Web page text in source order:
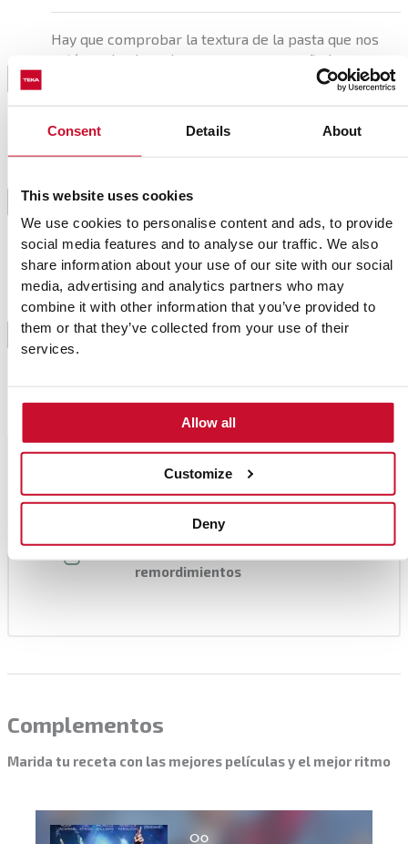
Consent Details About
This website uses cookies
We use cookies to personalise content and ads, to provide
social media features and to analyse our traffic. We also
share information about your use of our site with our social
media, advertising and analytics partners who may
combine it with other information that you’ve provided to
them or that they’ve collected from your use of their
services.
Allow all
Customize
Deny
2
Hay que comprobar la textura de la pasta que nos
está quedando y, si es muy espesa, se añade un poco
más de agua fría y se continúa triturando unos cinco
3
recipiente, taparlo con papel film y meterlo en el
consumir.
4
A la hora de servir el plato, colocamos el resultado
en un bol, se adereza con un chorrito de aceite de
oliva, espolvoreamos con pimentón de buena calidad
y un poco de perejil picado. Ya solo queda decorarlo
Si no deseas romper la dieta con el
zanahorias, apio o cualquier otra
verdura para comerlo sin
remordimientos
Complementos
Marida tu receta con las mejores películas y el mejor ritmo